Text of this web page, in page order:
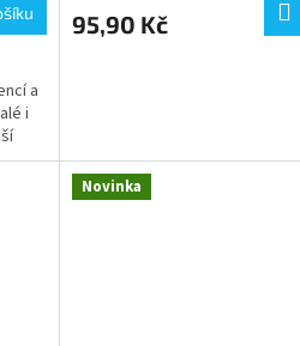
a
i
95,90 Kč
Novinka